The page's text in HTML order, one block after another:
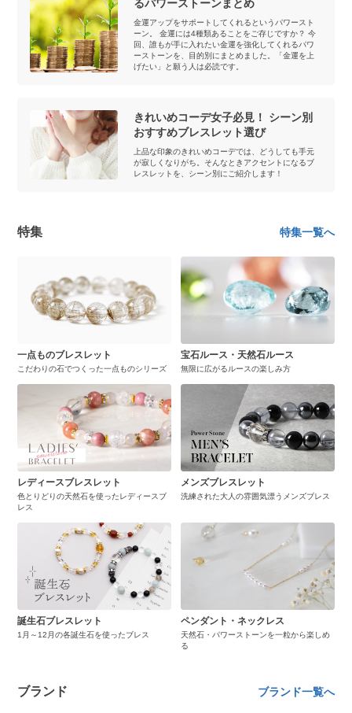
るパワーストーンまとめ
金運アップをサポートしてくれるというパワースト
ーン。 金運には4種類あることをご存じですか？ 今
回、誰もが手に入れたい金運を強化してくれるパワ
ーストーンを、目的別にまとめました。「金運を上
げたい」と願う人は必読です。
きれいめコーデ女子必見！ シーン別
おすすめブレスレット選び
上品な印象のきれいめコーデでは、どうしても手元
が寂しくなりがち。そんなときアクセントになるブ
レスレットを、シーン別にご紹介します！
特集 特集一覧へ
一点ものブレスレット
こだわりの石でつくった一点ものシリーズ
宝石ルース・天然石ルース
無限に広がるルースの楽しみ方
レディースブレスレット
色とりどりの天然石を使ったレディースブ
レス
メンズブレスレット
洗練された大人の雰囲気漂うメンズブレス
誕生石ブレスレット
1月～12月の各誕生石を使ったブレス
ペンダント・ネックレス
天然石・パワーストーンを一粒から楽しめ
る
ブランド ブランド一覧へ